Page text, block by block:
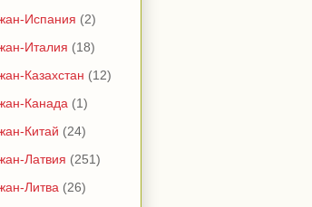
Испания (2)
Италия (18)
Казахстан (12)
Канада (1)
Китай (24)
Латвия (251)
Литва (26)